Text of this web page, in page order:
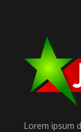
Lorem ipsum